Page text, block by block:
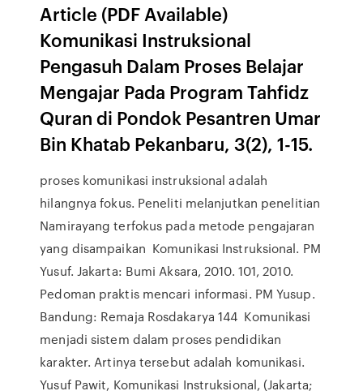
Article (PDF Available)
Komunikasi Instruksional
Pengasuh Dalam Proses Belajar
Mengajar Pada Program Tahfidz
Quran di Pondok Pesantren Umar
Bin Khatab Pekanbaru, 3(2), 1-15.
proses komunikasi instruksional adalah
hilangnya fokus. Peneliti melanjutkan penelitian
Namirayang terfokus pada metode pengajaran
yang disampaikan Komunikasi Instruksional. PM
Yusuf. Jakarta: Bumi Aksara, 2010. 101, 2010.
Pedoman praktis mencari informasi. PM Yusup.
Bandung: Remaja Rosdakarya 144 Komunikasi
menjadi sistem dalam proses pendidikan
karakter. Artinya tersebut adalah komunikasi.
Yusuf Pawit, Komunikasi Instruksional, (Jakarta;